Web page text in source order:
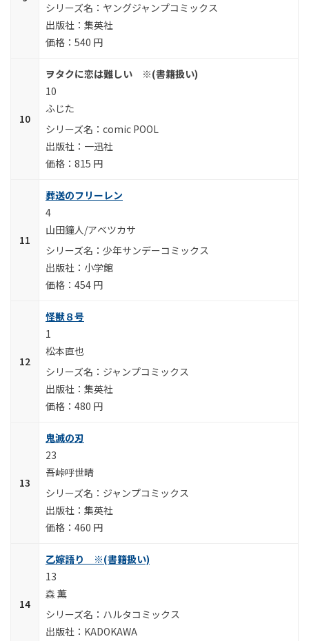
ヤングジャンプコミックス
集英社
540 円
ヲタクに恋は難しい ※(書籍扱い)
10
ふじた
comic POOL
一迅社
815 円
葬送のフリーレン
4
山田鐘人/アベツカサ
少年サンデーコミックス
小学館
454 円
怪獣８号
1
松本直也
ジャンプコミックス
集英社
480 円
鬼滅の刃
23
吾峠呼世晴
ジャンプコミックス
集英社
460 円
乙嫁語り ※(書籍扱い)
13
森 薫
ハルタコミックス
KADOKAWA